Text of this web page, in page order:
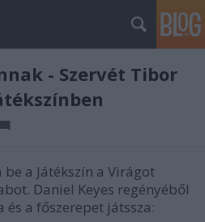
- Szervét Tibor
a Játékszín a Virágot
Daniel Keyes regényéből
a főszerepet játssza: